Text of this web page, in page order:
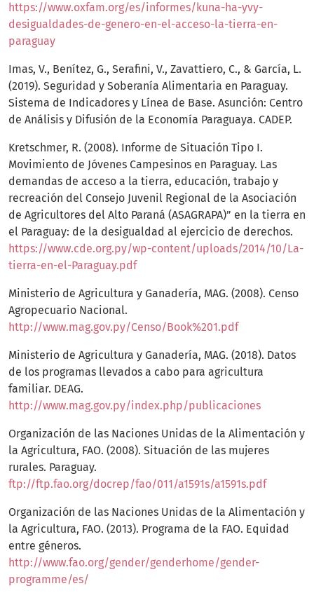
https://www.oxfam.org/es/informes/kuna-ha-yvy-
desigualdades-de-genero-en-el-acceso-la-tierra-en-
paraguay
Imas, V., Benítez, G., Serafini, V., Zavattiero, C., & García, L.
(2019). Seguridad y Soberanía Alimentaria en Paraguay.
Sistema de Indicadores y Línea de Base. Asunción: Centro
de Análisis y Difusión de la Economía Paraguaya. CADEP.
Kretschmer, R. (2008). Informe de Situación Tipo I.
Movimiento de Jóvenes Campesinos en Paraguay. Las
demandas de acceso a la tierra, educación, trabajo y
recreación del Consejo Juvenil Regional de la Asociación
de Agricultores del Alto Paraná (ASAGRAPA)” en la tierra en
el Paraguay: de la desigualdad al ejercicio de derechos.
https://www.cde.org.py/wp-content/uploads/2014/10/La-
tierra-en-el-Paraguay.pdf
Ministerio de Agricultura y Ganadería, MAG. (2008). Censo
Agropecuario Nacional.
http://www.mag.gov.py/Censo/Book%201.pdf
Ministerio de Agricultura y Ganadería, MAG. (2018). Datos
de los programas llevados a cabo para agricultura
familiar. DEAG.
http://www.mag.gov.py/index.php/publicaciones
Organización de las Naciones Unidas de la Alimentación y
la Agricultura, FAO. (2008). Situación de las mujeres
rurales. Paraguay.
ftp://ftp.fao.org/docrep/fao/011/a1591s/a1591s.pdf
Organización de las Naciones Unidas de la Alimentación y
la Agricultura, FAO. (2013). Programa de la FAO. Equidad
entre géneros.
http://www.fao.org/gender/genderhome/gender-
programme/es/